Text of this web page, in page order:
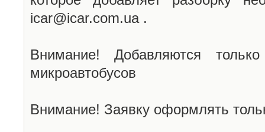
icar@icar.com.ua .
Внимание! Добавляются
микроавтобусов
Внимание! Заявку оформлять